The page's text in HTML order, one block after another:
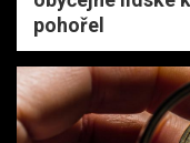
pohořel